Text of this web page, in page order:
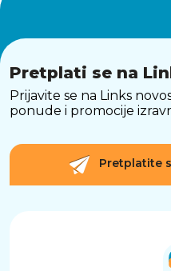
Pretplati se na
Prijavite se na Links
ponude i promocije
Pretplatite